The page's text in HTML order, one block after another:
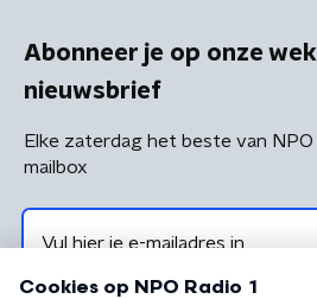
Abonneer je op onze
nieuwsbrief
Elke zaterdag het beste van NPO
mailbox